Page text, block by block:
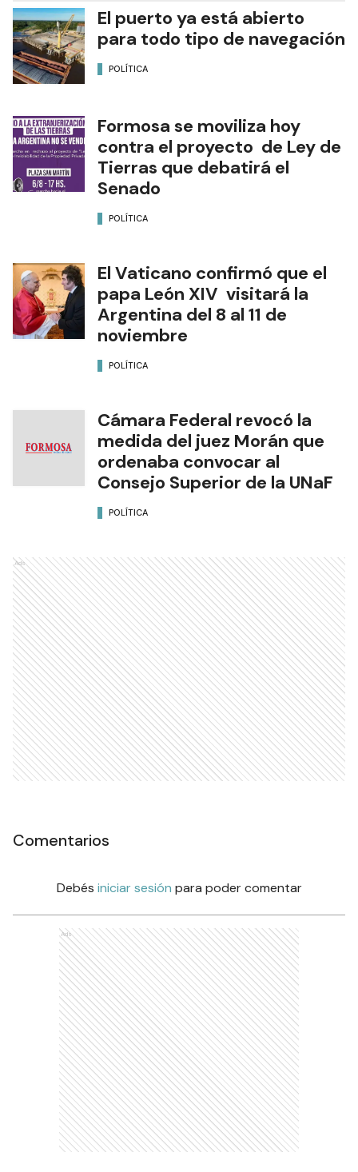
El puerto ya está abierto
para todo tipo de navegación
POLÍTICA
Formosa se moviliza hoy
contra el proyecto de Ley de
Tierras que debatirá el
Senado
POLÍTICA
El Vaticano confirmó que el
papa León XIV visitará la
Argentina del 8 al 11 de
noviembre
POLÍTICA
Cámara Federal revocó la
medida del juez Morán que
ordenaba convocar al
Consejo Superior de la UNaF
POLÍTICA
Ads
Comentarios
Debés iniciar sesión para poder comentar
Ads